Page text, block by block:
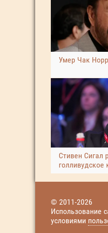
Умер Чак
Стивен Сигал
голливудское
© 2011-2026
Использование
условиями